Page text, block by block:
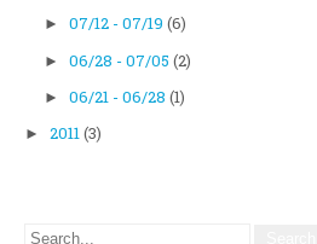
► 07/12 - 07/19 (6)
► 06/28 - 07/05 (2)
► 06/21 - 06/28 (1)
► 2011(3)